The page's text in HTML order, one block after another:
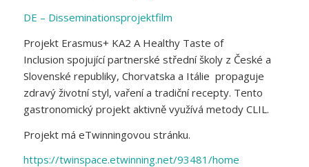
DE – Disseminationsprojektfilm
Projekt Erasmus+ KA2 A Healthy Taste of
Inclusion spojující partnerské střední školy z České a
Slovenské republiky, Chorvatska a Itálie propaguje
zdravý životní styl, vaření a tradiční recepty. Tento
gastronomický projekt aktivně využívá metody CLIL.
Projekt má eTwinningovou stránku.
https://twinspace.etwinning.net/93481/home